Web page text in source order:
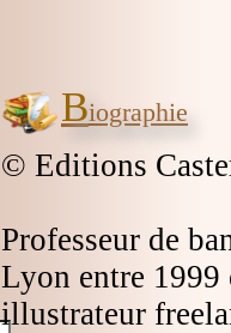
Biographie
© Editions
Professeur de
Lyon entre
illustrateur